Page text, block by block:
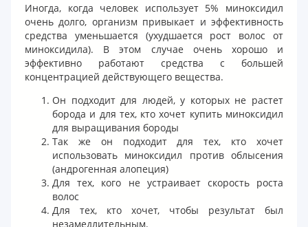
Иногда, когда человек использует 5% миноксидил
очень долго, организм привыкает и эффективность
средства уменьшается (ухудшается рост волос от
миноксидила). В этом случае очень хорошо и
эффективно работают средства с большей
концентрацией действующего вещества.
Он подходит для людей, у которых не растет
борода и для тех, кто хочет купить миноксидил
для выращивания бороды
Так же он подходит для тех, кто хочет
использовать миноксидил против облысения
(андрогенная алопеция)
Для тех, кого не устраивает скорость роста
волос
Для тех, кто хочет, чтобы результат был
незамедлительным.